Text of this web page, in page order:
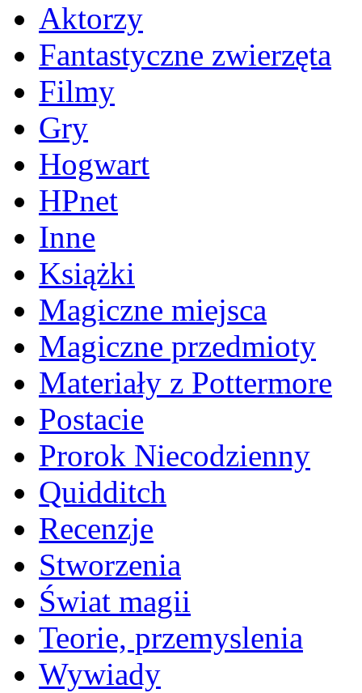
Aktorzy
Fantastyczne zwierzęta
Filmy
Gry
Hogwart
HPnet
Inne
Książki
Magiczne miejsca
Magiczne przedmioty
Materiały z Pottermore
Postacie
Prorok Niecodzienny
Quidditch
Recenzje
Stworzenia
Świat magii
Teorie, przemyslenia
Wywiady